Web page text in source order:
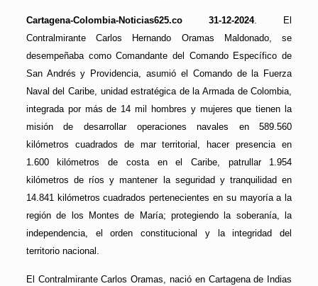
Cartagena-Colombia-Noticias625.co 31-12-2024. El
Contralmirante Carlos Hernando Oramas Maldonado, se
desempeñaba como Comandante del Comando Específico de
San Andrés y Providencia, asumió el Comando de la Fuerza
Naval del Caribe, unidad estratégica de la Armada de Colombia,
integrada por más de 14 mil hombres y mujeres que tienen la
misión de desarrollar operaciones navales en 589.560
kilómetros cuadrados de mar territorial, hacer presencia en
1.600 kilómetros de costa en el Caribe, patrullar 1.954
kilómetros de ríos y mantener la seguridad y tranquilidad en
14.841 kilómetros cuadrados pertenecientes en su mayoría a la
región de los Montes de María; protegiendo la soberanía, la
independencia, el orden constitucional y la integridad del
territorio nacional.
El Contralmirante Carlos Oramas, nació en Cartagena de Indias